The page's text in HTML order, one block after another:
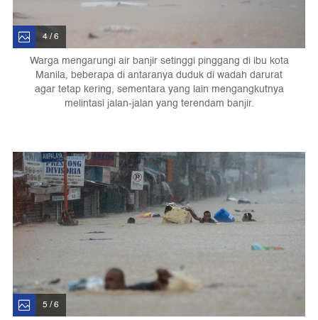
4 / 6
Warga mengarungi air banjir setinggi pinggang di ibu kota
Manila, beberapa di antaranya duduk di wadah darurat
agar tetap kering, sementara yang lain mengangkutnya
melintasi jalan-jalan yang terendam banjir.
5 / 6